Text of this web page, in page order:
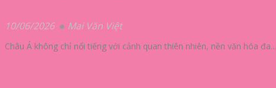
10/06/2026 Mai Văn Việt
Châu Á không chỉ nổi tiếng với cảnh quan thiên nhiên, nền văn hóa đa...